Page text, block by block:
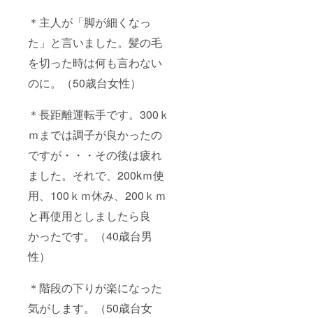
＊主人が「脚が細くなっ
た」と言いました。髪の毛
を切った時は何も言わない
のに。（50歳台女性）
＊長距離運転手です。300ｋ
ｍまでは調子が良かったの
ですが・・・その後は疲れ
ました。それで、200kｍ使
用、100ｋｍ休み、200ｋｍ
と再使用としましたら良
かったです。（40歳台男
性）
＊階段の下りが楽になった
気がします。（50歳台女